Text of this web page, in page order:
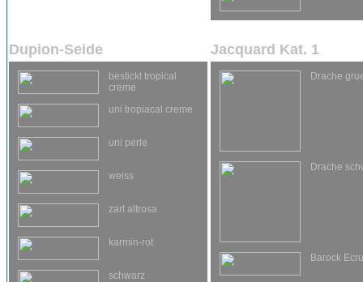
Dupion-Seide Jacquard Kat. 1
bestickt tropical
creme
uni tropiacal creme
uni perle
weiss
zart altrosa
karmin-rot
schwarz
Drache
Drache
Barock Ecru